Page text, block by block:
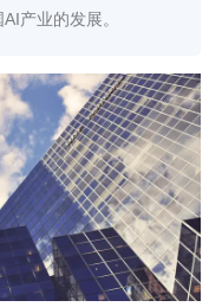
产业的发展。